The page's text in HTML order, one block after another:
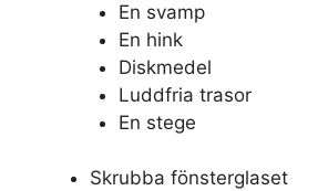
En svamp
En hink
Diskmedel
Luddfria trasor
En stege
Skrubba fönsterglaset